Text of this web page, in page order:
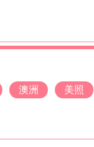
澳洲 美照